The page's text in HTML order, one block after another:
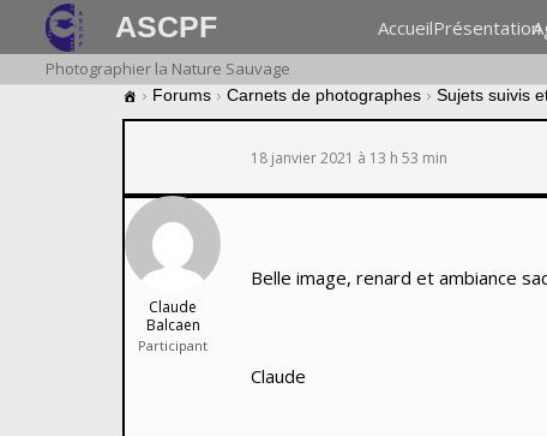
ASCPF AccueilPrésentation
Photographier la Nature Sauvage
› Forums › Carnets de photographes › Sujets suivis
18 janvier 2021 à 13 h 53 min
Claude
Balcaen
Participant
Belle image, renard et ambiance
Claude